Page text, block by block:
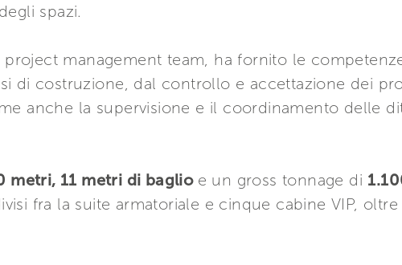
spazi.
management team, ha fornito le
di costruzione, dal controllo e accettazione dei
anche la supervisione e il coordinamento delle
metri, 11 metri di baglio e un gross tonnage di
fra la suite armatoriale e cinque cabine VIP, oltre